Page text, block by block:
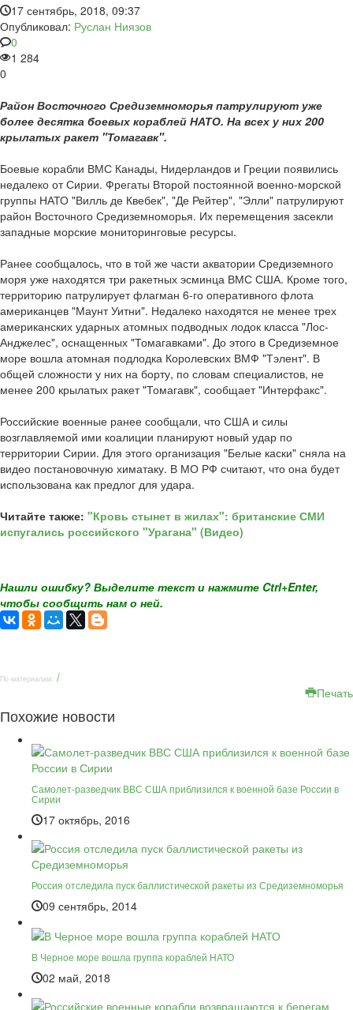
17 сентябрь, 2018, 09:37
Опубликовал: Руслан Ниязов
0
1 284
0
Район Восточного Средиземноморья патрулируют уже
более десятка боевых кораблей НАТО. На всех у них 200
крылатых ракет "Томагавк".
Боевые корабли ВМС Канады, Нидерландов и Греции появились
недалеко от Сирии. Фрегаты Второй постоянной военно-морской
группы НАТО "Вилль де Квебек", "Де Рейтер", "Элли" патрулируют
район Восточного Средиземноморья. Их перемещения засекли
западные морские мониторинговые ресурсы.
Ранее сообщалось, что в той же части акватории Средиземного
моря уже находятся три ракетных эсминца ВМС США. Кроме того,
территорию патрулирует флагман 6-го оперативного флота
американцев "Маунт Уитни". Недалеко находятся не менее трех
американских ударных атомных подводных лодок класса "Лос-
Анджелес", оснащенных "Томагавками". До этого в Средиземное
море вошла атомная подлодка Королевских ВМФ "Тэлент". В
общей сложности у них на борту, по словам специалистов, не
менее 200 крылатых ракет "Томагавк", сообщает "Интерфакс".
Российские военные ранее сообщали, что США и силы
возглавляемой ими коалиции планируют новый удар по
территории Сирии. Для этого организация "Белые каски" сняла на
видео постановочную химатаку. В МО РФ считают, что она будет
использована как предлог для удара.
Читайте также: "Кровь стынет в жилах": британские СМИ
испугались российского "Урагана" (Видео)
Нашли ошибку? Выделите текст и нажмите Ctrl+Enter,
чтобы сообщить нам о ней.
По материалам: /
Печать
Похожие новости
Самолет-разведчик ВВС США приблизился к военной базе России в
Сирии
17 октябрь, 2016
Россия отследила пуск баллистической ракеты из Средиземноморья
09 сентябрь, 2014
В Черное море вошла группа кораблей НАТО
02 май, 2018